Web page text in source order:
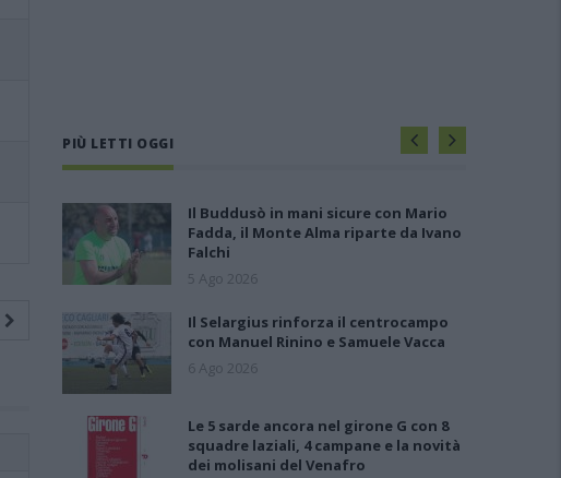
PIÙ LETTI OGGI
Il Buddusò in mani sicure con Mario
Fadda, il Monte Alma riparte da Ivano
Falchi
5 Ago 2026
Il Selargius rinforza il centrocampo
con Manuel Rinino e Samuele Vacca
6 Ago 2026
Le 5 sarde ancora nel girone G con 8
squadre laziali, 4 campane e la novità
dei molisani del Venafro